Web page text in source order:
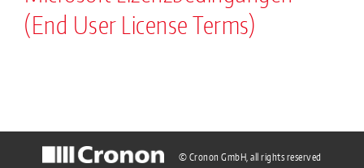
(End User License Terms)
© Cronon GmbH, all rights reserved